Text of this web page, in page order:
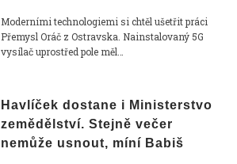
Moderními technologiemi si chtěl ušetřit práci
Přemysl Oráč z Ostravska. Nainstalovaný 5G
vysílač uprostřed pole měl…
Havlíček dostane i Ministerstvo
zemědělství. Stejně večer
nemůže usnout, míní Babiš